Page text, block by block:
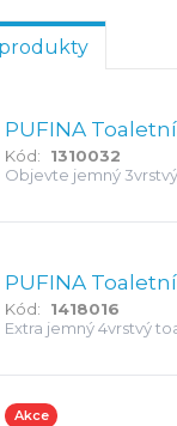
PUFINA
Kód:
1310032
Objevte jemný
PUFINA
Kód:
1418016
Extra jemný 4vrstvý
Akce